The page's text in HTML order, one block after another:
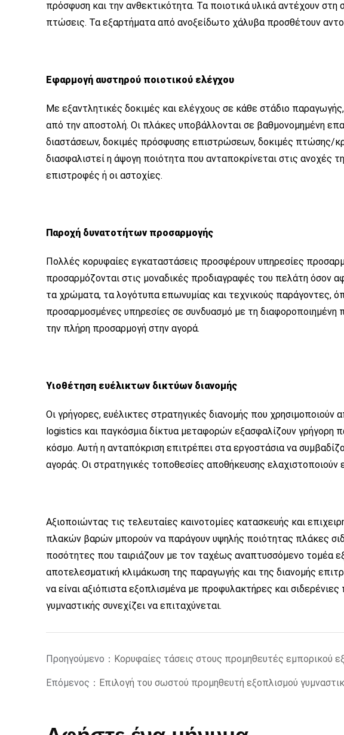
πρόσφυση και την ανθεκτικότητα. Τα ποιοτικά υλικά αντέχουν στη
πτώσεις. Τα εξαρτήματα από ανοξείδωτο χάλυβα προσθέτουν
Εφαρμογή αυστηρού ποιοτικού ελέγχου
Με εξαντλητικές δοκιμές και ελέγχους σε κάθε στάδιο
από την αποστολή. Οι πλάκες υποβάλλονται σε βαθμονομημένη
διαστάσεων, δοκιμές πρόσφυσης επιστρώσεων, δοκιμές πτώσης/
διασφαλιστεί η άψογη ποιότητα που ανταποκρίνεται στις ανοχές
επιστροφές ή οι αστοχίες.
Παροχή δυνατοτήτων προσαρμογής
Πολλές κορυφαίες εγκαταστάσεις προσφέρουν υπηρεσίες
προσαρμόζονται στις μοναδικές προδιαγραφές του πελάτη όσον
τα χρώματα, τα λογότυπα επωνυμίας και τεχνικούς παράγοντες,
προσαρμοσμένες υπηρεσίες σε συνδυασμό με τη
την πλήρη προσαρμογή στην αγορά.
Υιοθέτηση ευέλικτων δικτύων διανομής
Οι γρήγορες, ευέλικτες στρατηγικές διανομής που
logistics και παγκόσμια δίκτυα μεταφορών εξασφαλίζουν γρήγορη
κόσμο. Αυτή η ανταπόκριση επιτρέπει στα εργοστάσια να
αγοράς. Οι στρατηγικές τοποθεσίες αποθήκευσης
Αξιοποιώντας τις τελευταίες καινοτομίες κατασκευής και
πλακών βαρών μπορούν να παράγουν υψηλής ποιότητας πλάκες
ποσότητες που ταιριάζουν με τον ταχέως αναπτυσσόμενο τομέα
αποτελεσματική κλιμάκωση της παραγωγής και της διανομής
να είναι αξιόπιστα εξοπλισμένα με προφυλακτήρες και
γυμναστικής συνεχίζει να επιταχύνεται.
Προηγούμενο： Κορυφαίες τάσεις στους προμηθευτές εμπορικού
Επόμενος： Επιλογή του σωστού προμηθευτή εξοπλισμού